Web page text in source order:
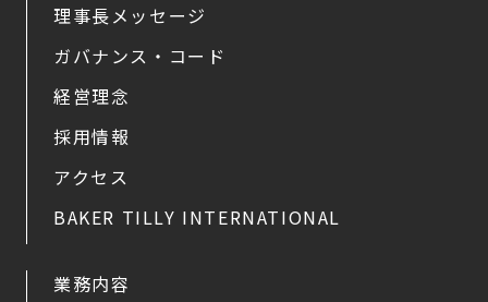
理事長メッセージ
ガバナンス・コード
経営理念
採用情報
アクセス
BAKER TILLY INTERNATIONAL
業務内容